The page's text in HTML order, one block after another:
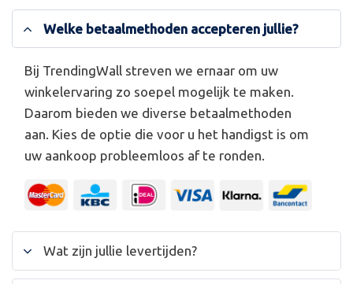
Welke betaalmethoden accepteren jullie?
Bij TrendingWall streven we ernaar om uw
winkelervaring zo soepel mogelijk te maken.
Daarom bieden we diverse betaalmethoden
aan. Kies de optie die voor u het handigst is om
uw aankoop probleemloos af te ronden.
Wat zijn jullie levertijden?